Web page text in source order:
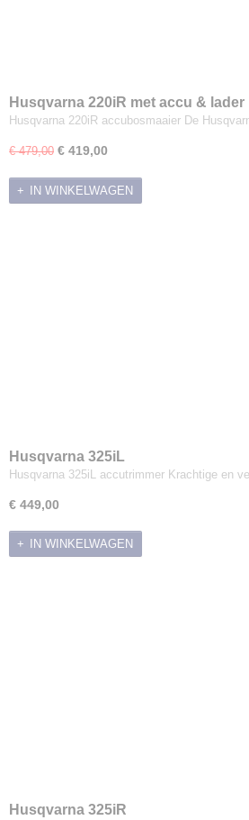
Husqvarna 220iR met accu & lader
Husqvarna 220iR accubosmaaier De
€ 479,00 € 419,00
IN WINKELWAGEN
Husqvarna 325iL
Husqvarna 325iL accutrimmer Krachtige en
€ 449,00
IN WINKELWAGEN
Husqvarna 325iR